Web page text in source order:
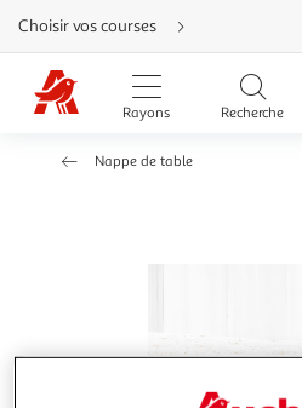
Aller
directement
au
contenu
Aller
directement
Aller
Choisir vos courses
Rayons Recherche
Nappe de table